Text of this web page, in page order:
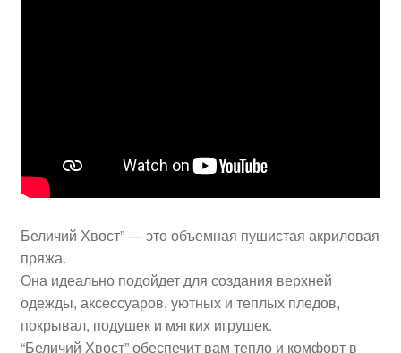
Беличий Хвост” — это объемная пушистая акриловая
пряжа.
Она идеально подойдет для создания верхней
одежды, аксессуаров, уютных и теплых пледов,
покрывал, подушек и мягких игрушек.
“Беличий Хвост” обеспечит вам тепло и комфорт в